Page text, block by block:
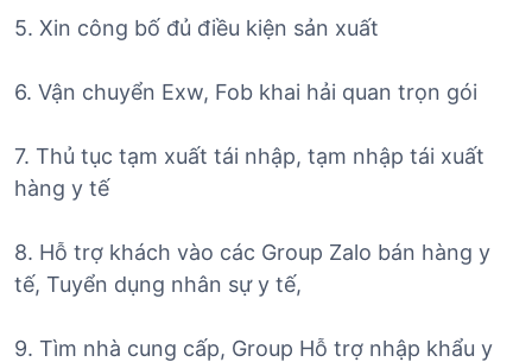
5. Xin công bố đủ điều kiện sản xuất
6. Vận chuyển Exw, Fob khai hải quan trọn gói
7. Thủ tục tạm xuất tái nhập, tạm nhập tái xuất
hàng y tế
8. Hỗ trợ khách vào các Group Zalo bán hàng y
tế, Tuyển dụng nhân sự y tế,
9. Tìm nhà cung cấp, Group Hỗ trợ nhập khẩu y